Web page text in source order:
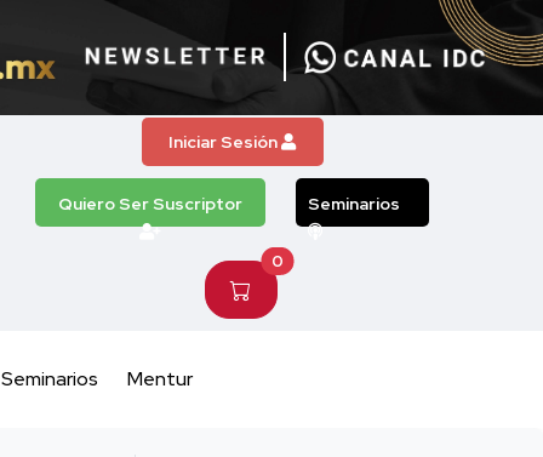
Iniciar Sesión
Quiero Ser Suscriptor Seminarios
0
Seminarios Mentur